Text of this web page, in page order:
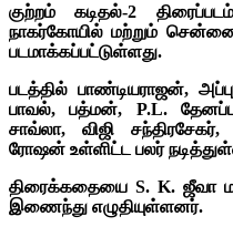
குற்றம் கடிதல்-2
நாகர்கோயில் மற்றும் சென்னை
படமாக்கப்பட்டுள்ளது.
படத்தில் பாண்டியராஜன்,
பாவல், பத்மன், P.L.
சாவ்லா, விஜி
ரோஷன் உள்ளிட்ட பலர்
திரைக்கதையை S. K. ஜீவா
இணைந்து எழுதியுள்ளனர்.